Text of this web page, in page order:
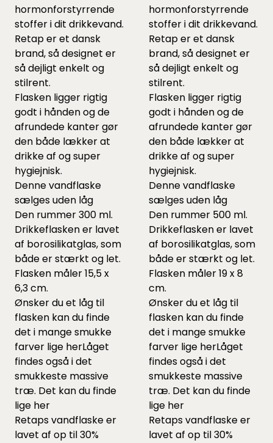
hormonforstyrrende
stoffer i dit drikkevand.
Retap er et dansk
brand, så designet er
så dejligt enkelt og
stilrent.
Flasken ligger rigtig
godt i hånden og de
afrundede kanter gør
den både lækker at
drikke af og super
hygiejnisk.
Denne vandflaske
sælges uden låg
Den rummer 300 ml.
Drikkeflasken er lavet
af borosilikatglas, som
både er stærkt og let.
Flasken måler 15,5 x
6,3 cm.
Ønsker du et låg til
flasken kan du finde
det i mange smukke
farver lige herLåget
findes også i det
smukkeste massive
træ. Det kan du finde
lige her
Retaps vandflaske er
lavet af op til 30%
hormonforstyrrende
stoffer i dit drikkevand.
Retap er et dansk
brand, så designet er
så dejligt enkelt og
stilrent.
Flasken ligger rigtig
godt i hånden og de
afrundede kanter gør
den både lækker at
drikke af og super
hygiejnisk.
Denne vandflaske
sælges uden låg
Den rummer 500 ml.
Drikkeflasken er lavet
af borosilikatglas, som
både er stærkt og let.
Flasken måler 19 x 8
cm.
Ønsker du et låg til
flasken kan du finde
det i mange smukke
farver lige herLåget
findes også i det
smukkeste massive
træ. Det kan du finde
lige her
Retaps vandflaske er
lavet af op til 30%